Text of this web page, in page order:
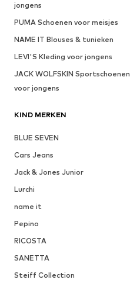
jongens
PUMA Schoenen voor meisjes
NAME IT Blouses & tunieken
LEVI'S Kleding voor jongens
JACK WOLFSKIN Sportschoenen
voor jongens
KIND MERKEN
BLUE SEVEN
Cars Jeans
Jack & Jones Junior
Lurchi
name it
Pepino
RICOSTA
SANETTA
Steiff Collection